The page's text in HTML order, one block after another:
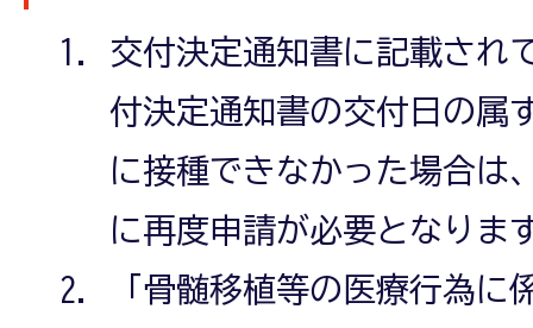
交付決定通知書に記載され
付決定通知書の交付日の属
に接種できなかった場合は
に再度申請が必要となりま
「骨髄移植等の医療行為に